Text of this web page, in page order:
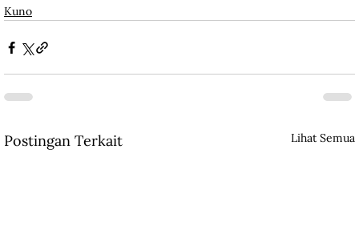
Kuno
Postingan Terkait Lihat Semua